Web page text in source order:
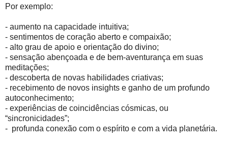
Por exemplo:
- aumento na capacidade intuitiva;
- sentimentos de coração aberto e compaixão;
- alto grau de apoio e orientação do divino;
- sensação abençoada e de bem-aventurança em suas
meditações;
- descoberta de novas habilidades criativas;
- recebimento de novos insights e ganho de um profundo
autoconhecimento;
- experiências de coincidências cósmicas, ou
“sincronicidades”;
- profunda conexão com o espírito e com a vida planetária.